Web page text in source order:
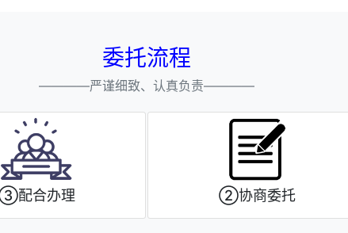
委托流程
————严谨细致、认真负责————
配合办理 ②协商委托